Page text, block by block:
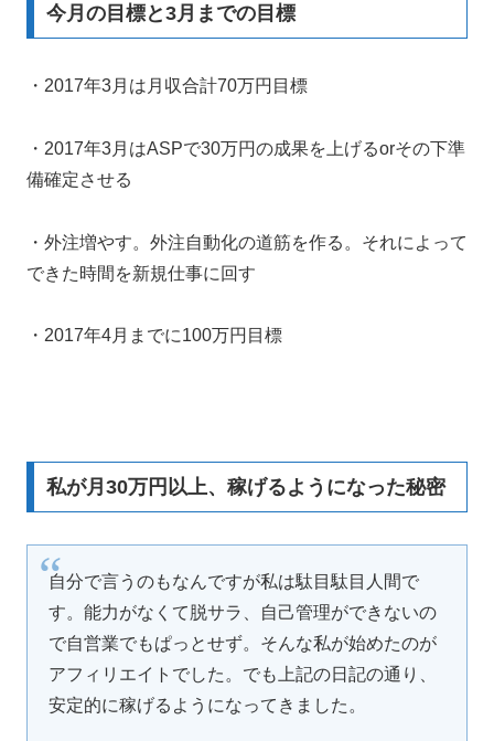
今月の目標と3月までの目標
・2017年3月は月収合計70万円目標
・2017年3月はASPで30万円の成果を上げるorその下準
備確定させる
・外注増やす。外注自動化の道筋を作る。それによって
できた時間を新規仕事に回す
・2017年4月までに100万円目標
私が月30万円以上、稼げるようになった秘密
自分で言うのもなんですが私は駄目駄目人間で
す。能力がなくて脱サラ、自己管理ができないの
で自営業でもぱっとせず。そんな私が始めたのが
アフィリエイトでした。でも上記の日記の通り、
安定的に稼げるようになってきました。